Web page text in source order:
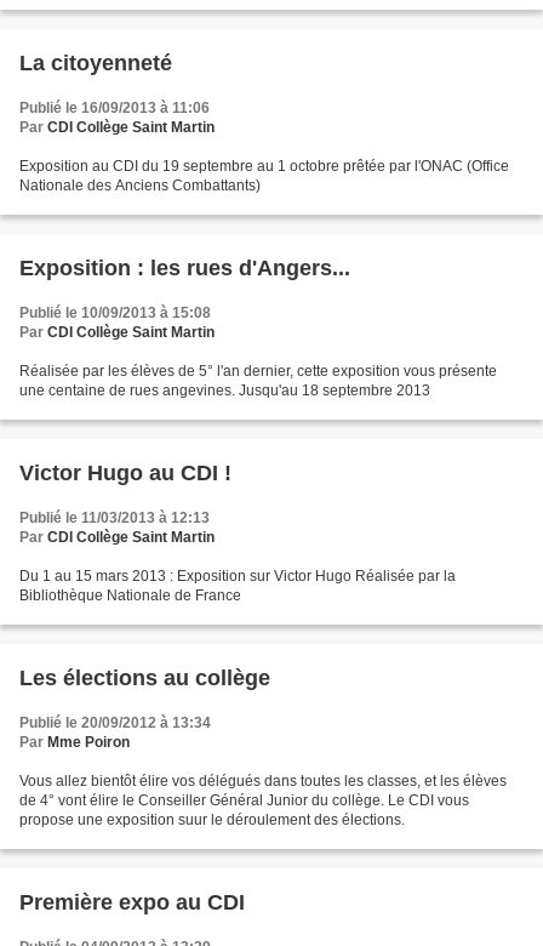
La citoyenneté
Publié le 16/09/2013 à 11:06
Par CDI Collège Saint Martin
Exposition au CDI du 19 septembre au 1 octobre prêtée par l'ONAC (Office
Nationale des Anciens Combattants)
Exposition : les rues d'Angers...
Publié le 10/09/2013 à 15:08
Par CDI Collège Saint Martin
Réalisée par les élèves de 5° l'an dernier, cette exposition vous présente
une centaine de rues angevines. Jusqu'au 18 septembre 2013
Victor Hugo au CDI !
Publié le 11/03/2013 à 12:13
Par CDI Collège Saint Martin
Du 1 au 15 mars 2013 : Exposition sur Victor Hugo Réalisée par la
Bibliothèque Nationale de France
Les élections au collège
Publié le 20/09/2012 à 13:34
Par Mme Poiron
Vous allez bientôt élire vos délégués dans toutes les classes, et les élèves
de 4° vont élire le Conseiller Général Junior du collège. Le CDI vous
propose une exposition suur le déroulement des élections.
Première expo au CDI